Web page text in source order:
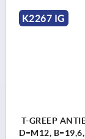
K2267 IG
T-GREEP
D=M12,